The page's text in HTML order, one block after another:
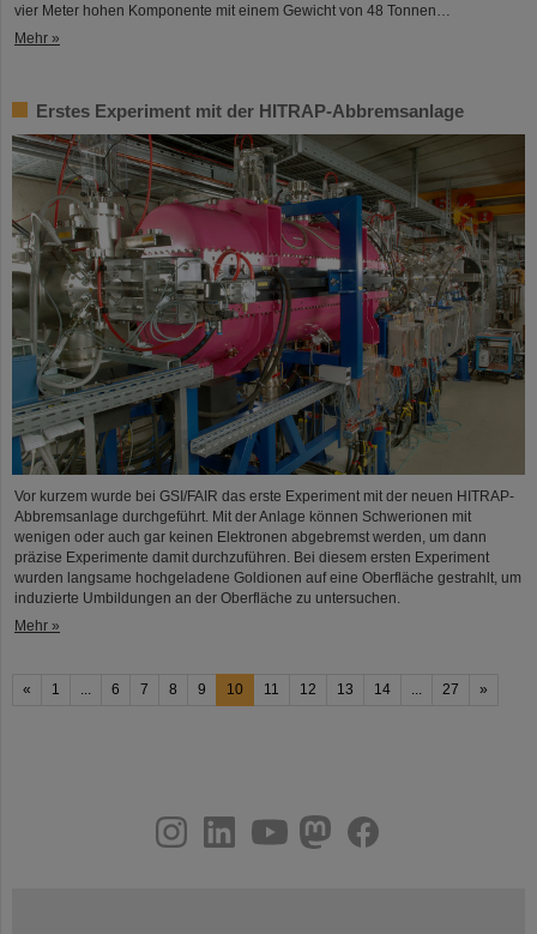
vier Meter hohen Komponente mit einem Gewicht von 48 Tonnen…
Mehr »
Erstes Experiment mit der HITRAP-Abbremsanlage
Vor kurzem wurde bei GSI/FAIR das erste Experiment mit der neuen HITRAP-
Abbremsanlage durchgeführt. Mit der Anlage können Schwerionen mit
wenigen oder auch gar keinen Elektronen abgebremst werden, um dann
präzise Experimente damit durchzuführen. Bei diesem ersten Experiment
wurden langsame hochgeladene Goldionen auf eine Oberfläche gestrahlt, um
induzierte Umbildungen an der Oberfläche zu untersuchen.
Mehr »
« 1 ... 6 7 8 9 10 11 12 13 14 ... 27 »
youtubehelmholtz.socialfacebook